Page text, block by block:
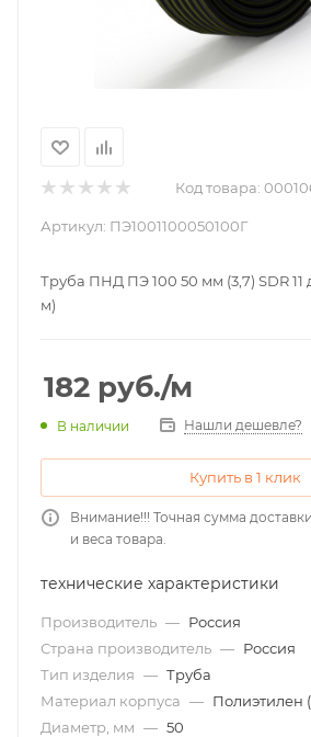
Код товара:
Артикул: ПЭ1001100050100Г
Труба ПНД ПЭ 100 50 мм (3,7) SDR 11
м)
182 руб./м
В наличии Нашли дешевле?
Купить в 1 клик
Внимание!!! Точная сумма
и веса товара.
технические характеристики
Производитель — Россия
Страна производитель — Россия
Тип изделия — Труба
Материал корпуса — Полиэтилен
Диаметр, мм — 50